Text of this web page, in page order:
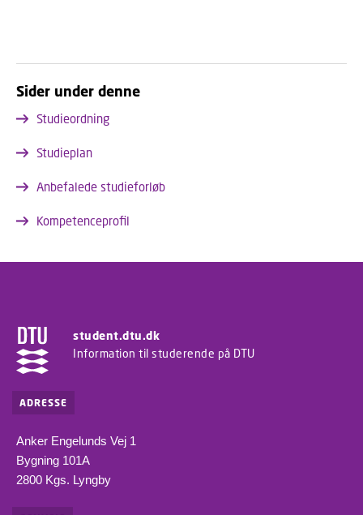
Sider under denne
Studieordning
Studieplan
Anbefalede studieforløb
Kompetenceprofil
student.dtu.dk
Information til studerende på DTU
ADRESSE
Anker Engelunds Vej 1
Bygning 101A
2800 Kgs. Lyngby